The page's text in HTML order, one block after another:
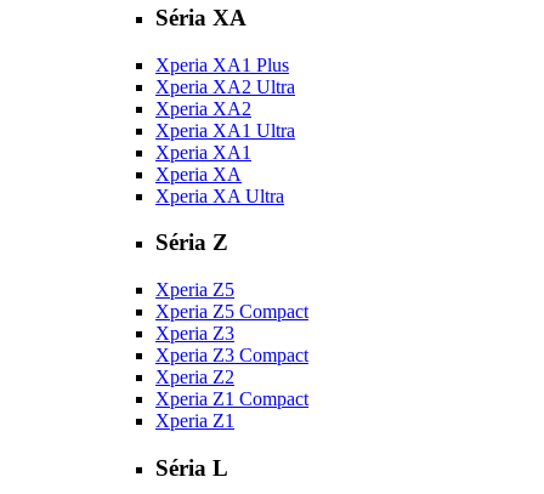
Séria XA
Xperia XA1 Plus
Xperia XA2 Ultra
Xperia XA2
Xperia XA1 Ultra
Xperia XA1
Xperia XA
Xperia XA Ultra
Séria Z
Xperia Z5
Xperia Z5 Compact
Xperia Z3
Xperia Z3 Compact
Xperia Z2
Xperia Z1 Compact
Xperia Z1
Séria L